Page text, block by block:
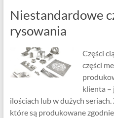
Niestandardowe
rysowania
Części
części
klienta –
ilościach lub w dużych
które są produkowane